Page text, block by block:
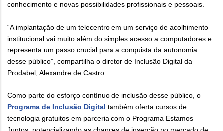
conhecimento e novas possibilidades profissionais e pessoais.
“A implantação de um telecentro em um serviço de acolhimento
institucional vai muito além do simples acesso a computadores e
representa um passo crucial para a conquista da autonomia
desse público”, compartilha o diretor de Inclusão Digital da
Prodabel, Alexandre de Castro.
Como parte do esforço contínuo de inclusão desse público, o
Programa de Inclusão Digital também oferta cursos de
tecnologia gratuitos em parceria com o Programa Estamos